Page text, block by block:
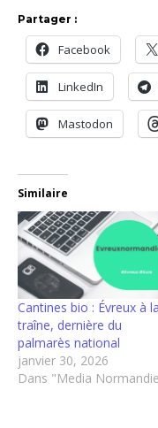
Partager :
Facebook
LinkedIn
Mastodon
Similaire
Cantines bio : Évreux à la
traîne, dernière du
palmarès national
janvier 30, 2026
Dans "Media